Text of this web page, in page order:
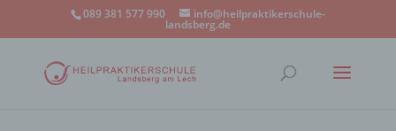
089 381 577 990 info@heilpraktikerschule-
landsberg.de